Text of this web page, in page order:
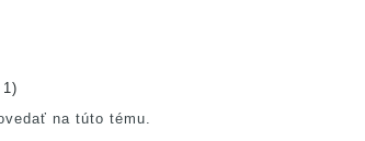
na túto tému.